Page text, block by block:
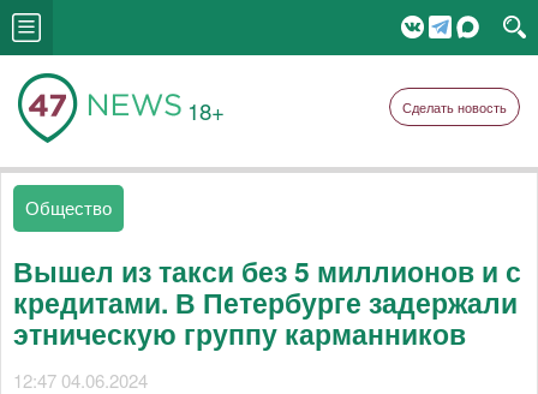
18+ Сделать новость
Общество
Вышел из такси без 5 миллионов и с
кредитами. В Петербурге задержали
этническую группу карманников
12:47 04.06.2024